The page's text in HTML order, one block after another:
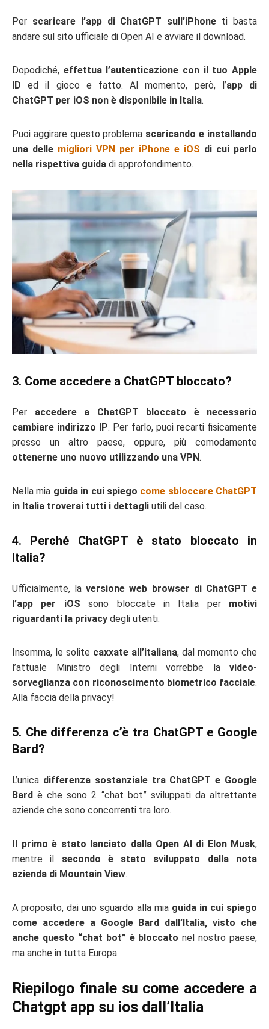
Per scaricare l’app di ChatGPT sull’iPhone ti basta
andare sul sito ufficiale di Open AI e avviare il download.
Dopodiché, effettua l’autenticazione con il tuo Apple
ID ed il gioco e fatto. Al momento, però, l’app di
ChatGPT per iOS non è disponibile in Italia.
Puoi aggirare questo problema scaricando e installando
una delle migliori VPN per iPhone e iOS di cui parlo
nella rispettiva guida di approfondimento.
3. Come accedere a ChatGPT bloccato?
Per accedere a ChatGPT bloccato è necessario
cambiare indirizzo IP. Per farlo, puoi recarti fisicamente
presso un altro paese, oppure, più comodamente
ottenerne uno nuovo utilizzando una VPN.
Nella mia guida in cui spiego come sbloccare ChatGPT
in Italia troverai tutti i dettagli utili del caso.
4. Perché ChatGPT è stato bloccato in
Italia?
Ufficialmente, laversione web browser di ChatGPT e
l’app per iOS sono bloccate in Italia per motivi
riguardanti la privacy degli utenti.
Insomma, le solite caxxate all’italiana, dal momento che
l’attuale Ministro degli Interni vorrebbe la video-
sorveglianza con riconoscimento biometrico facciale.
Alla faccia della privacy!
5. Che differenza c’è tra ChatGPT e Google
Bard?
L’unica differenza sostanziale tra ChatGPT e Google
Bard è che sono 2 “chat bot” sviluppati da altrettante
aziende che sono concorrenti tra loro.
Il primo è stato lanciato dalla Open AI di Elon Musk,
mentre il secondo è stato sviluppato dalla nota
azienda di Mountain View.
A proposito, dai uno sguardo alla miaguida in cui spiego
come accedere a Google Bard dall’Italia, visto che
anche questo “chat bot” è bloccato nel nostro paese,
ma anche in tutta Europa.
Riepilogo finale su come accedere a
Chatgpt app su ios dall’Italia